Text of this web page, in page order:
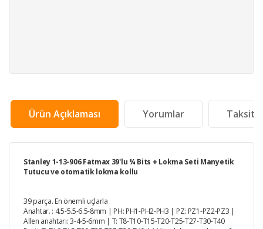
Ürün Açıklaması Yorumlar Taksit
Stanley 1-13-906 Fatmax 39'lu ¼ Bits + Lokma Seti Manyetik
Tutucu ve otomatik lokma kollu
39 parça. En önemli uçlarla
Anahtar. : 4.5-5.5-6.5-8mm | PH: PH1-PH2-PH3 | PZ: PZ1-PZ2-PZ3 |
Allen anahtarı: 3-4-5-6mm | T: T8-T10-T15-T20-T25-T27-T30-T40